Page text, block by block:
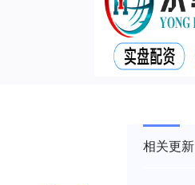
相关更新